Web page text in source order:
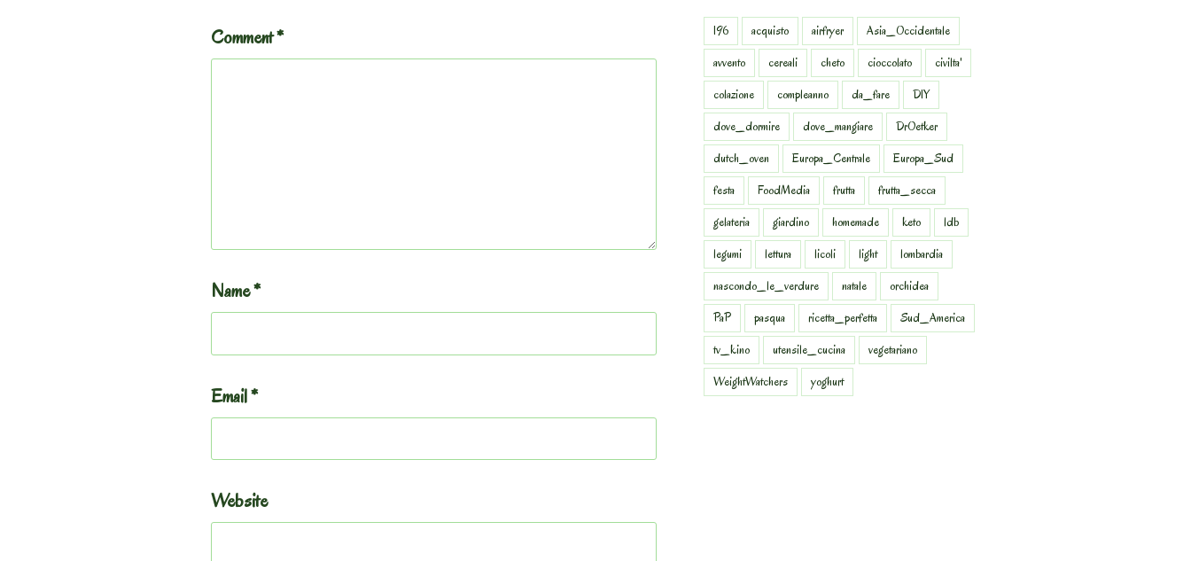
Comment*
Name*
Email*
Website
196 acquisto airfryer
Asia_Occidentale
avvento
cereali cheto cioccolato
civilta'
colazione
compleanno da_fare
DIY
dove_dormire
dove_mangiare
DrOetker
dutch_oven
Europa_Centrale
Europa_Sud
festa
FoodMedia frutta
frutta_secca
gelateria
giardino homemade keto
ldb
legumi
lettura licoli light
lombardia
nascondo_le_verdure
natale
orchidea
PaP
pasqua ricetta_perfetta
Sud_America
tv_kino
utensile_cucina
vegetariano
WeightWatchers
yoghurt